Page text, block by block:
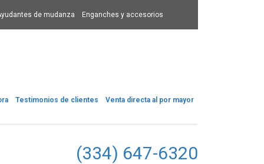
de mudanza Enganches y accesorios
Testimonios de clientes Venta directa al por mayor
(334) 647-6320